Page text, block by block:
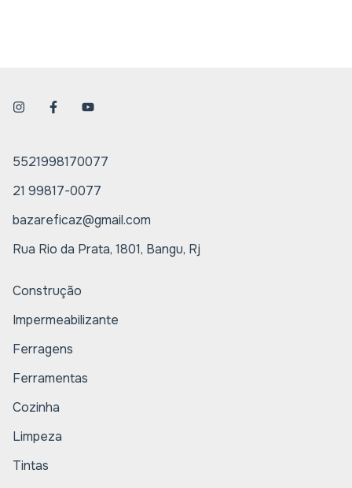
5521998170077
21 99817-0077
bazareficaz@gmail.com
Rua Rio da Prata, 1801, Bangu, Rj
Construção
Impermeabilizante
Ferragens
Ferramentas
Cozinha
Limpeza
Tintas